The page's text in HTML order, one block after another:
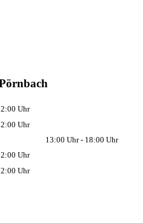
Uhr
Uhr
13:00 Uhr - 18:00 Uhr
Uhr
Uhr